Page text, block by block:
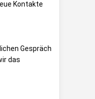
Kontakte
Gespräch
das